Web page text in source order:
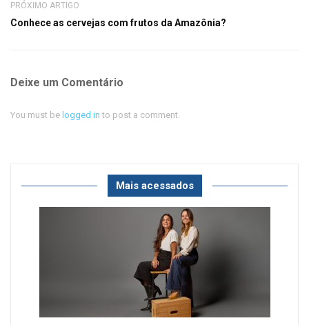
PRÓXIMO ARTIGO
Conhece as cervejas com frutos da Amazônia?
Deixe um Comentário
You must be logged in to post a comment.
Mais acessados